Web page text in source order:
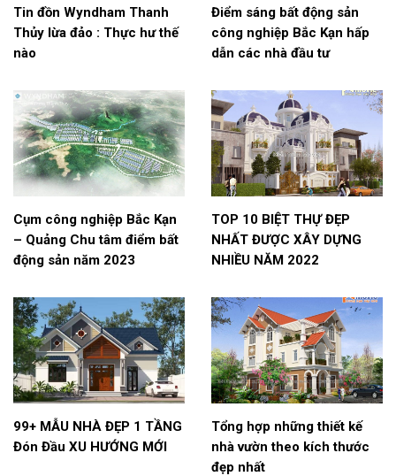
Tin đồn Wyndham Thanh
Thủy lừa đảo : Thực hư thế
nào
Điểm sáng bất động sản
công nghiệp Bắc Kạn hấp
dẫn các nhà đầu tư
Cụm công nghiệp Bắc Kạn
– Quảng Chu tâm điểm bất
động sản năm 2023
TOP 10 BIỆT THỰ ĐẸP
NHẤT ĐƯỢC XÂY DỰNG
NHIỀU NĂM 2022
99+ MẪU NHÀ ĐẸP 1 TẦNG
Đón Đầu XU HƯỚNG MỚI
Tổng hợp những thiết kế
nhà vườn theo kích thước
đẹp nhất